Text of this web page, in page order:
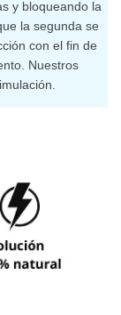
y bloqueando la
la segunda se
con el fin de
Nuestros